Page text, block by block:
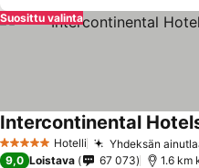
Suosittu valinta
5 Tähtiluokitus
Hotelli Yhdeksän
9,0 Loistava 67 073 1.6 km